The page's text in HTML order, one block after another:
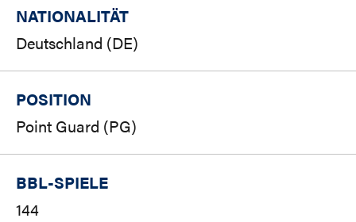
NATIONALITÄT
Deutschland (DE)
POSITION
Point Guard (PG)
BBL-SPIELE
144